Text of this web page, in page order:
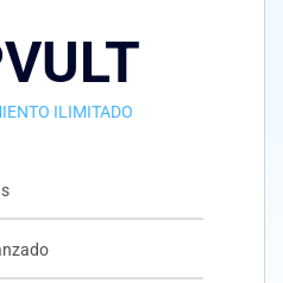
ILIMITADO